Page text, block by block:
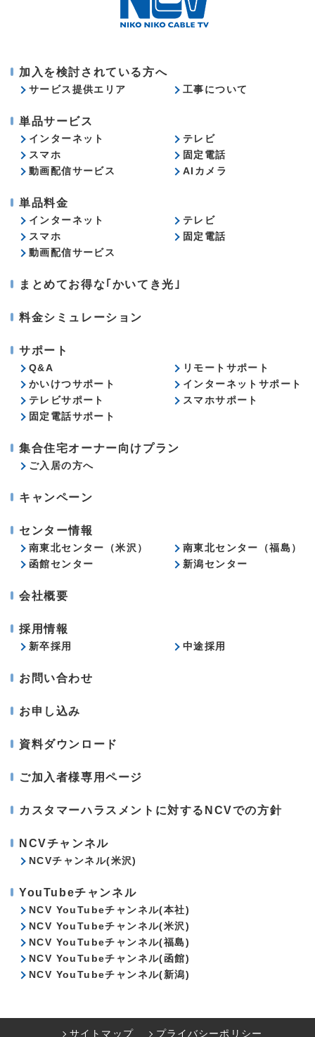
加入を検討されている方へ
サービス提供エリア 工事について
単品サービス
インターネット
テレビ
スマホ
固定電話
動画配信サービス
AIカメラ
単品料金
インターネット
テレビ
スマホ
固定電話
動画配信サービス
まとめてお得な｢かいてき光｣
料金シミュレーション
サポート
Q&A
リモートサポート
かいけつサポート
インターネットサポート
テレビサポート
スマホサポート
固定電話サポート
集合住宅オーナー向けプラン
ご入居の方へ
キャンペーン
センター情報
南東北センター（米沢）
南東北センター（福島）
函館センター
新潟センター
会社概要
採用情報
新卒採用 中途採用
お問い合わせ
お申し込み
資料ダウンロード
ご加入者様専用ページ
カスタマーハラスメントに対するNCVでの方針
NCVチャンネル
NCVチャンネル(米沢)
YouTubeチャンネル
NCV YouTubeチャンネル(本社)
NCV YouTubeチャンネル(米沢)
NCV YouTubeチャンネル(福島)
NCV YouTubeチャンネル(函館)
NCV YouTubeチャンネル(新潟)
サイトマップ プライバシーポリシー